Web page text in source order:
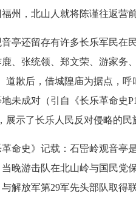
州，北山人就将陈谨往返营
还留存有许多长乐军民在民
、张统领、郑文荣、游家务
道歉后，借城隍庙为据点，
未成对（引自《长乐革命史
展示了长乐人民反对侵略的
史》记载：石岊岭观音亭是
晚游击队在北山岭与国民党
解放军第29军先头部队取得